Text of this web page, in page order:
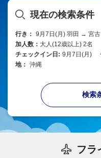
現在の検索条件
行き： 9月7日(月) 羽田 → 宮古
加人数： 大人(12歳以上) 2名
チェックイン日: 9月7日(月)
地： 沖縄
検索
フラ